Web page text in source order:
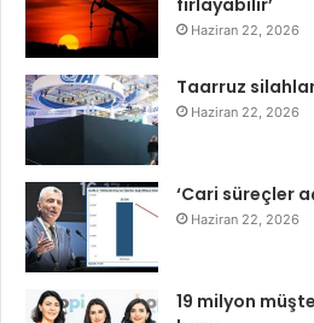
fırlayabilir’
Haziran 22, 2026
Taarruz
Haziran 22, 2026
‘Cari süreçler
Haziran 22, 2026
19 milyon